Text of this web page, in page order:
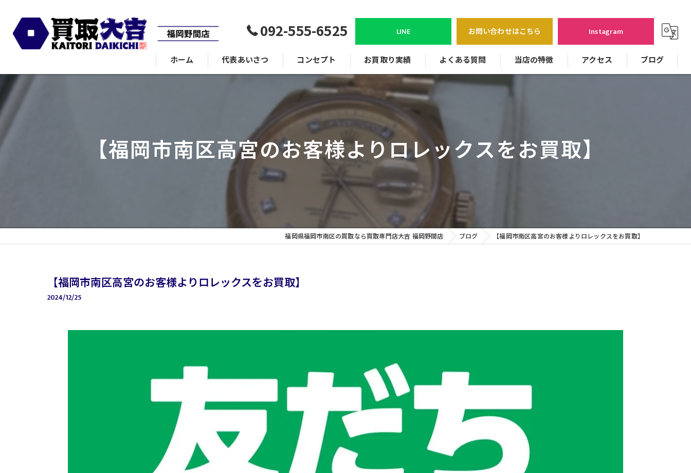
092-555-6525 LINE お問い合わせはこちら Instagram
ホーム 代表あいさつ コンセプト お買取り実績 よくある質問 当店の特徴
バッグ
時計
アクセス ブログ
【福岡市南区高宮のお客様よりロレックスをお買取】
福岡県福岡市南区の買取なら買取専門店大吉 福岡野間店 ブログ 【福岡市南区高宮のお客様よりロレックスをお買取】
【福岡市南区高宮のお客様よりロレックスをお買取】
2024/12/25